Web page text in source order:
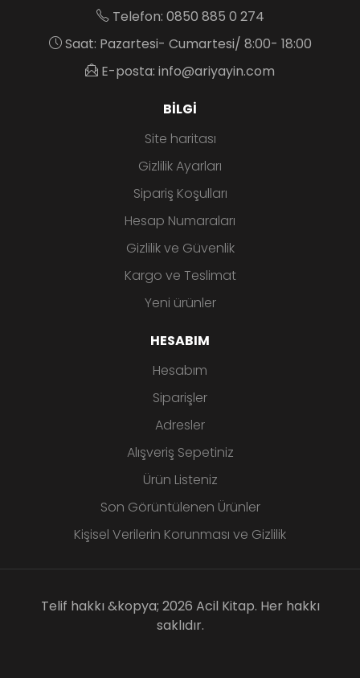
Telefon: 0850 885 0 274
Saat: Pazartesi- Cumartesi/ 8:00- 18:00
E-posta: info@ariyayin.com
BILGI
Site haritası
Gizlilik Ayarları
Sipariş Koşulları
Hesap Numaraları
Gizlilik ve Güvenlik
Kargo ve Teslimat
Yeni ürünler
HESABIM
Hesabım
Siparişler
Adresler
Alışveriş Sepetiniz
Ürün Listeniz
Son Görüntülenen Ürünler
Kişisel Verilerin Korunması ve Gizlilik
Telif hakkı &kopya; 2026 Acil Kitap. Her hakkı
saklıdır.